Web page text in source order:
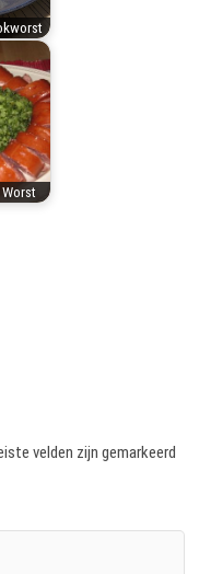
velden zijn gemarkeerd